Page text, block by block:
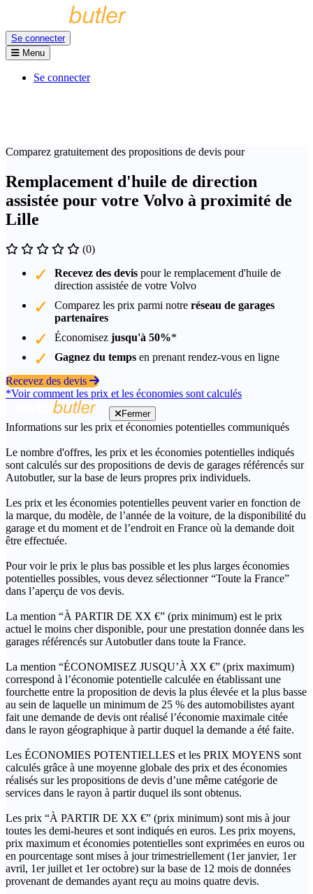
Se connecter
Menu
Se connecter
Comparez gratuitement des propositions de devis pour
Remplacement d'huile de direction
assistée pour votre Volvo à proximité de
Lille
(0)
Recevez des devis pour le remplacement d'huile de
direction assistée de votre Volvo
Comparez les prix parmi notre réseau de garages
partenaires
Économisez jusqu'à 50%*
Gagnez du temps en prenant rendez-vous en ligne
Recevez des devis
*Voir comment les prix et les économies sont calculés
Fermer
Informations sur les prix et économies potentielles communiqués
Le nombre d'offres, les prix et les économies potentielles indiqués
sont calculés sur des propositions de devis de garages référencés sur
Autobutler, sur la base de leurs propres prix individuels.
Les prix et les économies potentielles peuvent varier en fonction de
la marque, du modèle, de l’année de la voiture, de la disponibilité du
garage et du moment et de l’endroit en France où la demande doit
être effectuée.
Pour voir le prix le plus bas possible et les plus larges économies
potentielles possibles, vous devez sélectionner “Toute la France”
dans l’aperçu de vos devis.
La mention “À PARTIR DE XX €” (prix minimum) est le prix
actuel le moins cher disponible, pour une prestation donnée dans les
garages référencés sur Autobutler dans toute la France.
La mention “ÉCONOMISEZ JUSQU’À XX €” (prix maximum)
correspond à l’économie potentielle calculée en établissant une
fourchette entre la proposition de devis la plus élevée et la plus basse
au sein de laquelle un minimum de 25 % des automobilistes ayant
fait une demande de devis ont réalisé l’économie maximale citée
dans le rayon géographique à partir duquel la demande a été faite.
Les ÉCONOMIES POTENTIELLES et les PRIX MOYENS sont
calculés grâce à une moyenne globale des prix et des économies
réalisés sur les propositions de devis d’une même catégorie de
services dans le rayon à partir duquel ils sont obtenus.
Les prix “À PARTIR DE XX €” (prix minimum) sont mis à jour
toutes les demi-heures et sont indiqués en euros. Les prix moyens,
prix maximum et économies potentielles sont exprimées en euros ou
en pourcentage sont mises à jour trimestriellement (1er janvier, 1er
avril, 1er juillet et 1er octobre) sur la base de 12 mois de données
provenant de demandes ayant reçu au moins quatre devis.